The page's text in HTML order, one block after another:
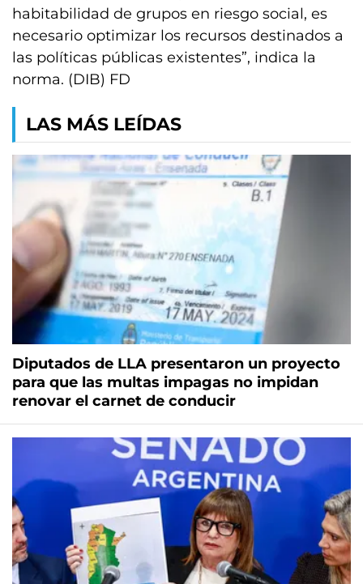
habitabilidad de grupos en riesgo social, es
necesario optimizar los recursos destinados a
las políticas públicas existentes”, indica la
norma. (DIB) FD
LAS MÁS LEÍDAS
Diputados de LLA presentaron un proyecto
para que las multas impagas no impidan
renovar el carnet de conducir